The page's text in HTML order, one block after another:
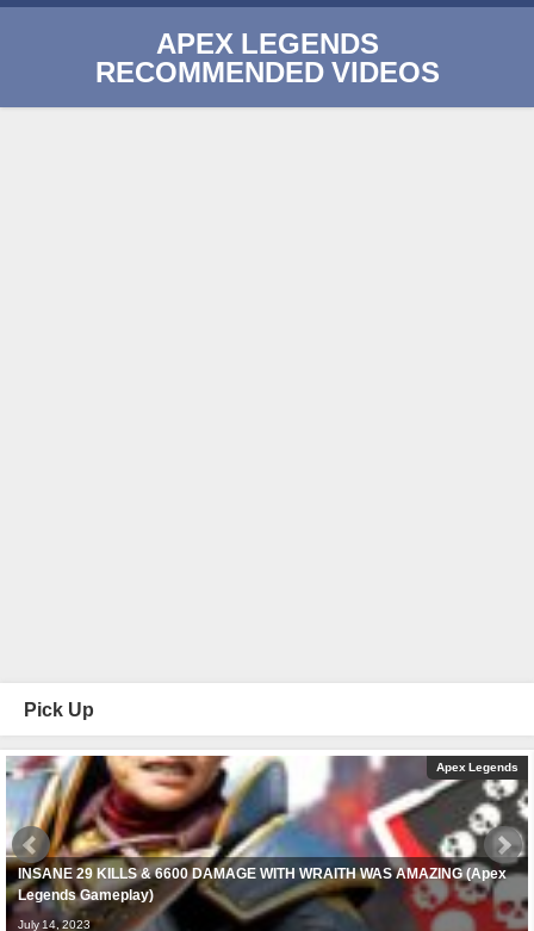
APEX LEGENDS
RECOMMENDED VIDEOS
Pick Up
Apex Legends
INSANE 29 KILLS & 6600 DAMAGE WITH WRAITH WAS AMAZING (Apex
Legends Gameplay)
July 14, 2023